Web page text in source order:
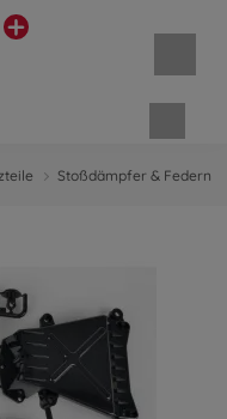
Stoßdämpfer & Federn